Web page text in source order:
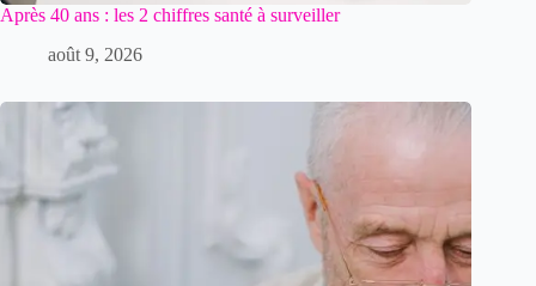
Après 40 ans : les 2 chiffres santé à surveiller
août 9, 2026